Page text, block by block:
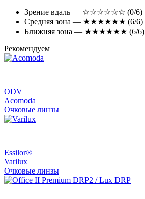
Зрение вдаль — ☆☆☆☆☆☆ (0/6)
Средняя зона — ★★★★★★ (6/6)
Ближняя зона — ★★★★★★ (6/6)
Рекомендуем
ODV
Acomoda
Очковые линзы
Essilor®
Varilux
Очковые линзы